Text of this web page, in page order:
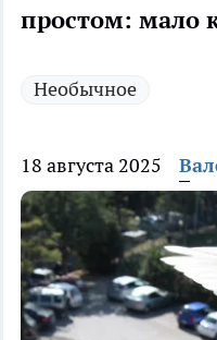
простом: мало
Необычное
18 августа 2025